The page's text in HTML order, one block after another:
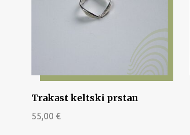
Trakast keltski prstan
55,00 €